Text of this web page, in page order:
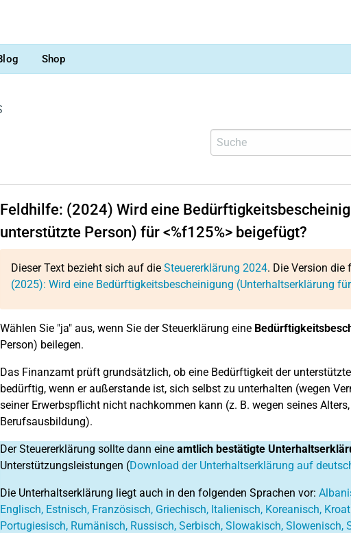
Shop
Feldhilfe: (2024) Wird eine
unterstützte Person) für <%f125%> beigefügt?
Dieser Text bezieht sich auf die Steuererklärung 2024. Die Version die
(2025): Wird eine Bedürftigkeitsbescheinigung (Unterhaltserklärung
Wählen Sie "ja" aus, wenn Sie der Steuerklärung eine
Person) beilegen.
Das Finanzamt prüft grundsätzlich, ob eine Bedürftigkeit der
bedürftig, wenn er außerstande ist, sich selbst zu unterhalten (wegen
seiner Erwerbspflicht nicht nachkommen kann (z. B. wegen seines
Berufsausbildung).
Der Steuererklärung sollte dann eineamtlich bestätigte
Unterstützungsleistungen (Download der Unterhaltserklärung auf
Die Unterhaltserklärung liegt auch in den folgenden Sprachen vor:
Englisch, Estnisch, Französisch, Griechisch, Italienisch, Koreanisch,
Portugiesisch, Rumänisch, Russisch, Serbisch, Slowakisch,